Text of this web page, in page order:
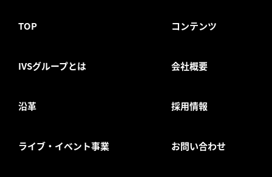
TOP コンテンツ
IVSグループとは 会社概要
沿革 採用情報
ライブ・イベント事業 お問い合わせ